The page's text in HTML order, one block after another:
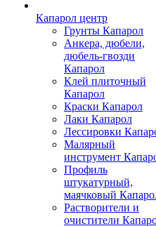
Капарол центр
Грунты Капарол
Анкера, дюбели,
дюбель-гвозди
Капарол
Клей плиточный
Капарол
Краски Капарол
Лаки Капарол
Лессировки
Малярный
инструмент
Профиль
штукатурный,
маячковый
Растворители и
очистители